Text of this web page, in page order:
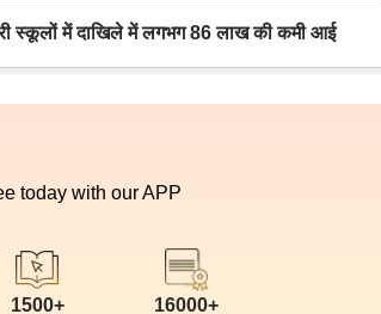
स्कूलों में दाखिले में लगभग 86 लाख की कमी आई
today with our APP
1500+ 16000+